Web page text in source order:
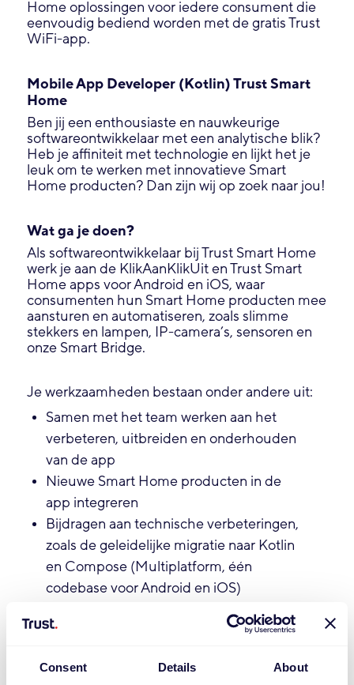
Consent Details About
Home oplossingen voor iedere consument die
eenvoudig bediend worden met de gratis Trust
WiFi-app.
Mobile App Developer (Kotlin) Trust Smart
Home
Ben jij een enthousiaste en nauwkeurige
softwareontwikkelaar met een analytische blik?
Heb je affiniteit met technologie en lijkt het je
leuk om te werken met innovatieve Smart
Home producten? Dan zijn wij op zoek naar jou!
Wat ga je doen?
Als softwareontwikkelaar bij Trust Smart Home
werk je aan de KlikAanKlikUit en Trust Smart
Home apps voor Android en iOS, waar
consumenten hun Smart Home producten mee
aansturen en automatiseren, zoals slimme
stekkers en lampen, IP-camera’s, sensoren en
onze Smart Bridge.
Je werkzaamheden bestaan onder andere uit:
Samen met het team werken aan het
verbeteren, uitbreiden en onderhouden
van de app
Nieuwe Smart Home producten in de
app integreren
Bijdragen aan technische verbeteringen,
zoals de geleidelijke migratie naar Kotlin
en Compose (Multiplatform, één
codebase voor Android en iOS)
dus ook aan onze server-side systemen in